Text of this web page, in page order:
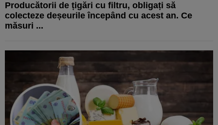
Producătorii de țigări cu filtru, obligați să
colecteze deșeurile începând cu acest an. Ce
măsuri ...